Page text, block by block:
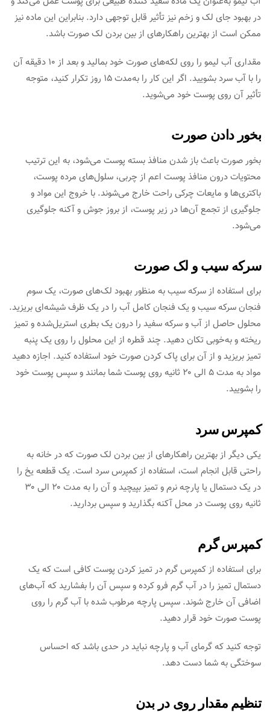
در بهبود جای لک و زخم نیز تأثیر قابل توجهی دارد. بنابراین این ماده نیز
ممکن است از بهترین راهکارهای از بین بردن لک صورت باشد.
مقداری آب لیمو را روی لکه‌‌های صورت خود بمالید و بعد از ۱۰ دقیقه آن
را با آب سرد بشویید. اگر این کار را به‌مدت ۱۵ روز تکرار کنید، متوجه
تأثیر آن روی پوست خود ‌‌می‌شوید.
بخور دادن صورت
بخور صورت باعث باز شدن منافذ بسته پوست ‌‌می‌شود، به این ترتیب
محتویات درون منافذ پوست اعم از چربی، سلول‌‌های مرده پوست،
باکتری‌‌ها و مایعات چرکی راحت خارج ‌‌می‌شوند. با خروج این مواد و
جلوگیری از تجمع آن‌‌ها در زیر پوست، از بروز جوش و آکنه جلوگیری
‌‌می‌شود.
سرکه سیب و لک صورت
برای استفاده از سرکه سیب به منظور بهبود لک‌‌های صورت، یک سوم
فنجان سرکه سیب و یک فنجان کامل آب را در یک ظرف شیشه‌ای بریزید.
محلول حاصل از آب و سرکه سفید را درون یک بطری استریل‌شده و تمیز
ریخته و به‌خوبی تکان دهید. چند قطره از این محلول را روی یک پنبه
تمیز بریزید و از آن برای پاک کردن صورت خود استفاده کنید. اجازه دهید
مواد به مدت ۵ الی ۲۰ ثانیه روی پوست شما بمانند و سپس پوست خود
را بشویید.
کمپرس سرد
یکی دیگر از بهترین راهکارهای از بین بردن لک صورت که در خانه به
راحتی قابل انجام است، استفاده از کمپرس سرد است. یک قطعه یخ را
در یک دستمال یا پارچه نرم و تمیز بپیچید و آن را به مدت ۲۰ الی ۳۰
ثانیه روی پوست در محل آکنه بگذارید و سپس بردارید.
کمپرس گرم
برای استفاده از کمپرس گرم در تمیز کردن پوست کافی است که یک
دستمال تمیز را در آب گرم فرو کرده و سپس آن را بفشارید که آب‌‌های
اضافی آن خارج شوند. سپس پارچه مرطوب شده با آب گرم را روی
پوست صورت خود قرار دهید.
توجه کنید که گرمای آب و پارچه نباید در حدی باشد که احساس
سوختگی به شما دست دهد.
تنظیم مقدار روی در بدن